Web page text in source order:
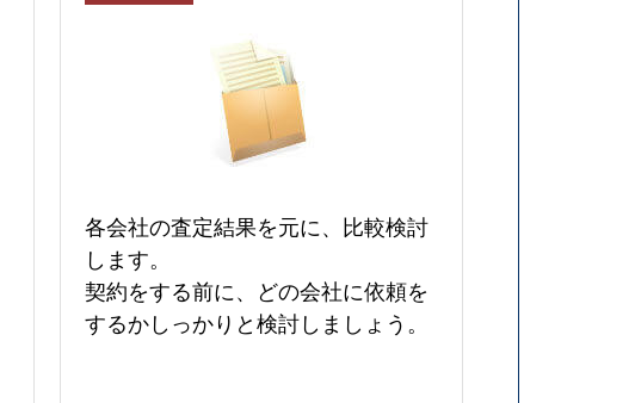
各会社の査定結果を元に、比較検討
します。
契約をする前に、どの会社に依頼を
するかしっかりと検討しましょう。